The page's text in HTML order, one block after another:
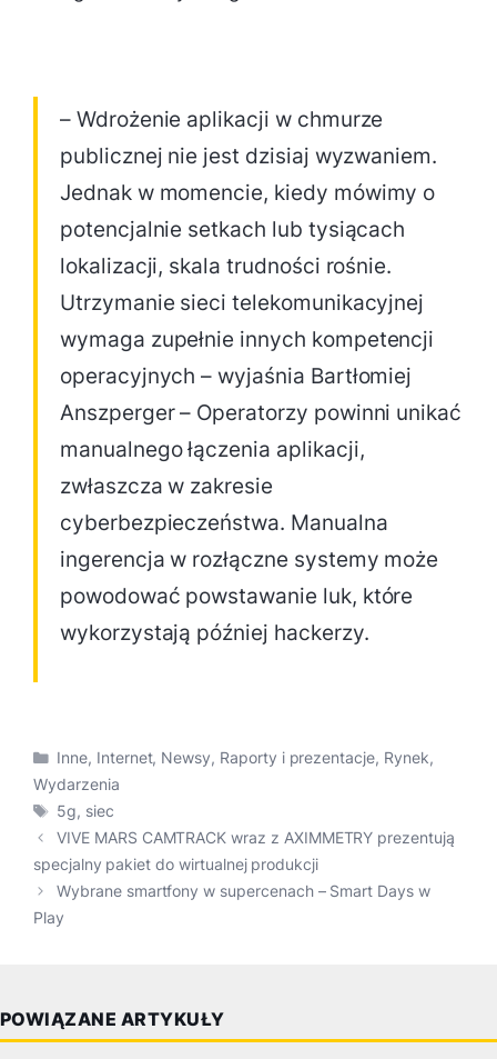
– Wdrożenie aplikacji w chmurze
publicznej nie jest dzisiaj wyzwaniem.
Jednak w momencie, kiedy mówimy o
potencjalnie setkach lub tysiącach
lokalizacji, skala trudności rośnie.
Utrzymanie sieci telekomunikacyjnej
wymaga zupełnie innych kompetencji
operacyjnych – wyjaśnia Bartłomiej
Anszperger – Operatorzy powinni unikać
manualnego łączenia aplikacji,
zwłaszcza w zakresie
cyberbezpieczeństwa. Manualna
ingerencja w rozłączne systemy może
powodować powstawanie luk, które
wykorzystają później hackerzy.
Kategorie
Inne, Internet, Newsy, Raporty i prezentacje, Rynek,
Wydarzenia
Tagi
5g, siec
VIVE MARS CAMTRACK wraz z AXIMMETRY prezentują
specjalny pakiet do wirtualnej produkcji
Wybrane smartfony w supercenach – Smart Days w
Play
POWIĄZANE ARTYKUŁY